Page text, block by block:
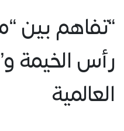
“تفاهم بين
رأس الخيمة
العالمية